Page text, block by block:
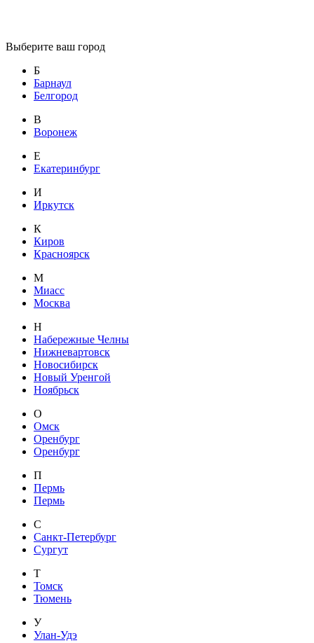
Выберите ваш город
Б
Барнаул
Белгород
В
Воронеж
Е
Екатеринбург
И
Иркутск
К
Киров
Красноярск
М
Миасс
Москва
Н
Набережные Челны
Нижневартовск
Новосибирск
Новый Уренгой
Ноябрьск
О
Омск
Оренбург
Оренбург
П
Пермь
Пермь
С
Санкт-Петербург
Сургут
Т
Томск
Тюмень
У
Улан-Удэ